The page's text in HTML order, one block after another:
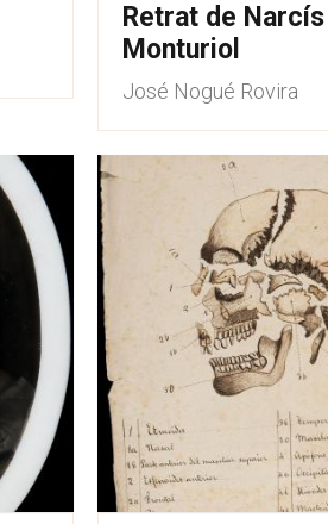
Retrat de Narcís
Monturiol
José Nogué Rovira